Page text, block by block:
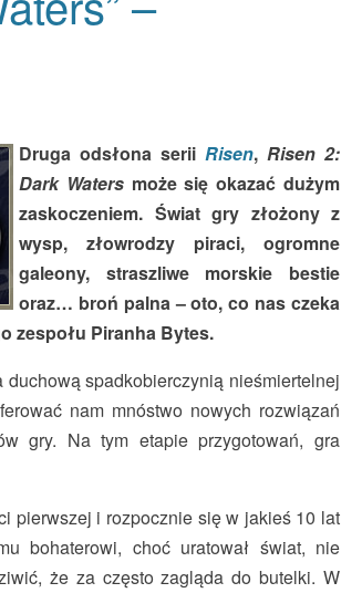
Druga odsłona serii Risen, Risen 2:
Dark Watersmoże się okazać dużym
zaskoczeniem. Świat gry złożony z
wysp, złowrodzy piraci, ogromne
galeony, straszliwe morskie bestie
oraz… broń palna – oto, co nas czeka
zespołu Piranha Bytes.
spadkobierczynią nieśmiertelnej
nam mnóstwo nowych rozwiązań
gry. Na tym etapie przygotowań, gra
pierwszej i rozpocznie się w jakieś 10 lat
bohaterowi, choć uratował świat, nie
że za często zagląda do butelki. W